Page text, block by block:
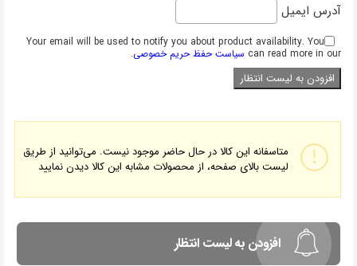
آدرس ایمیل
Your email will be used to notify you about product availability. You
can read more in our سیاست حفظ حریم خصوصی.
متاسفانه این کالا در حال حاضر موجود نیست. می‌توانید از طریق
لیست بالای صفحه، از محصولات مشابه این کالا دیدن نمایید
افزودن به لیست انتظار